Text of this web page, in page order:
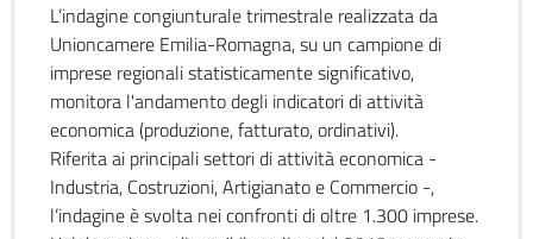
L’indagine congiunturale trimestrale realizzata da
Unioncamere Emilia-Romagna, su un campione di
imprese regionali statisticamente significativo,
monitora l'andamento degli indicatori di attività
economica (produzione, fatturato, ordinativi).
Riferita ai principali settori di attività economica -
Industria, Costruzioni, Artigianato e Commercio -,
l’indagine è svolta nei confronti di oltre 1.300 imprese.